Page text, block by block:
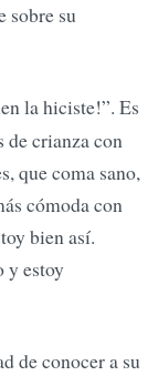
sobre su
la hiciste!”. Es
de crianza con
que coma sano,
cómoda con
bien así.
y estoy
de conocer a su